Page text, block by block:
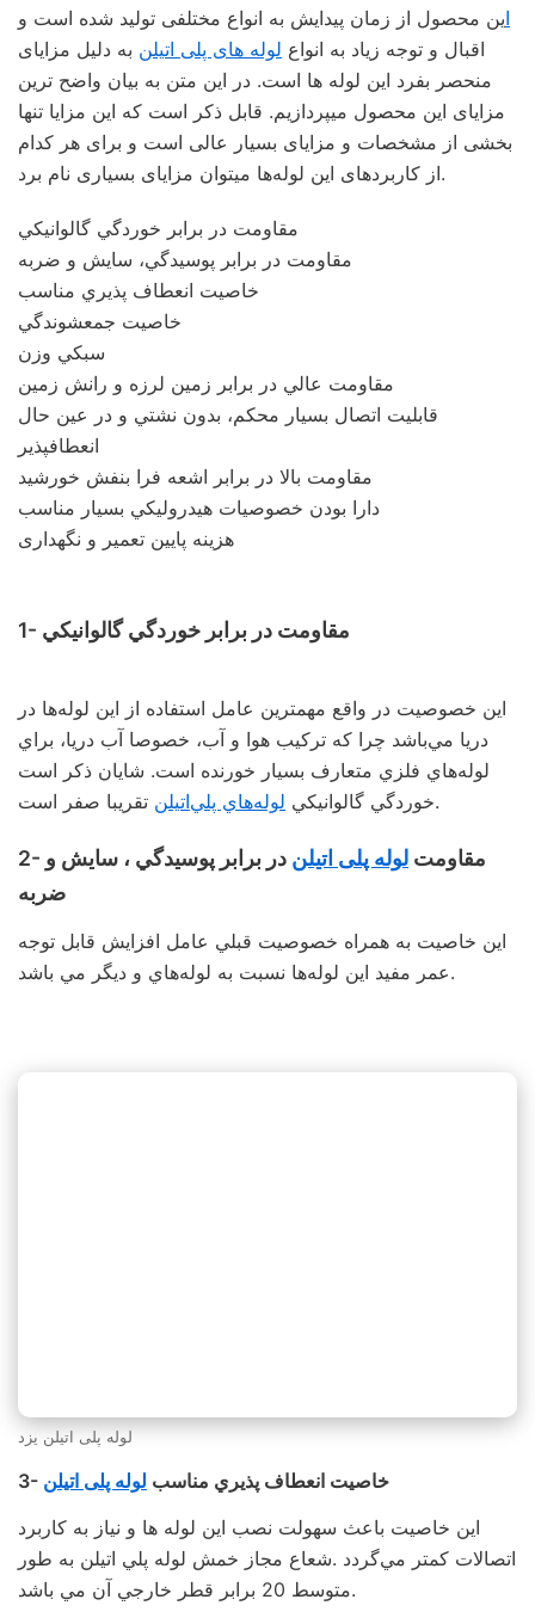
این محصول از زمان پیدایش به انواع مختلفی تولید شده است و
اقبال و توجه زیاد به انواع لوله‌ های پلی اتیلن به دلیل مزایای
منحصر بفرد این لوله‌ ها است. در این متن به بیان واضح‌ ترین
مزایای این محصول میپردازیم. قابل ذکر است که این مزایا تنها
بخشی از مشخصات و مزایای بسیار عالی است و برای هر کدام
از کاربردهای این لوله‌ها میتوان مزایای بسیاری نام برد.
مقاومت در برابر خوردگي گالوانيكي
مقاومت در برابر پوسيدگي، سايش و ضربه
خاصيت انعطاف پذيري مناسب
خاصيت جمعشوندگي
سبكي وزن
مقاومت عالي در برابر زمين لرزه و رانش زمين
قابليت اتصال بسيار محكم، بدون نشتي و در عين حال
انعطافپذير
مقاومت بالا در برابر اشعه فرا بنفش خورشيد
دارا بودن خصوصيات هيدروليكي بسيار مناسب
هزینه پایین تعمیر و نگهداری
1- مقاومت در برابر خوردگي گالوانيكي
اين خصوصيت در واقع مهمترين عامل استفاده از اين لوله‌ها در
دريا مي‌باشد چرا كه تركيب هوا و آب، خصوصا آب دريا، براي
لوله‌هاي فلزي متعارف بسيار خورنده است. شايان ذكر است
خوردگي گالوانيكي لوله‌هاي پلي‌اتيلن تقريبا صفر است.
2- مقاومت لوله پلی اتیلن در برابر پوسيدگي ، سايش و
ضربه
اين خاصيت به همراه خصوصيت قبلي عامل افزايش قابل توجه
عمر مفيد اين لوله‌ها نسبت به لوله‌هاي و ديگر مي‌ باشد.
لوله پلی اتیلن یزد
3- خاصيت انعطاف پذيري مناسب لوله پلی اتیلن
اين خاصيت باعث سهولت نصب اين لوله ها و نياز به كاربرد
اتصالات كمتر مي‌گردد .شعاع مجاز خمش لوله پلي اتيلن به طور
متوسط 20 برابر قطر خارجي آن مي باشد.